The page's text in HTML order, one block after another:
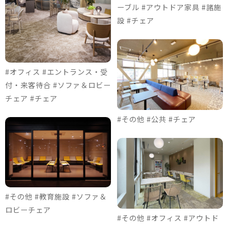
#オフィス #エントランス・受
付・来客待合 #ソファ＆ロビー
チェア #チェア
#その他 #教育施設 #ソファ＆
ロビーチェア
ーブル #アウトドア家具 #諸施
設 #チェア
#その他 #公共 #チェア
#その他 #オフィス #アウトド